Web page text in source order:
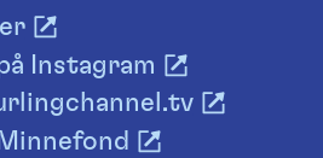
Instagram